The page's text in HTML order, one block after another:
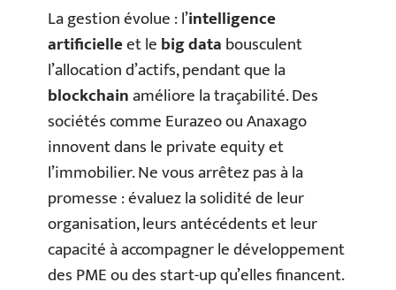
La gestion évolue : l’intelligence
artificielleet lebig databousculent
l’allocation d’actifs, pendant que la
blockchainaméliore la traçabilité. Des
sociétés comme Eurazeo ou Anaxago
innovent dans le private equity et
l’immobilier. Ne vous arrêtez pas à la
promesse : évaluez la solidité de leur
organisation, leurs antécédents et leur
capacité à accompagner le développement
des PME ou des start-up qu’elles financent.